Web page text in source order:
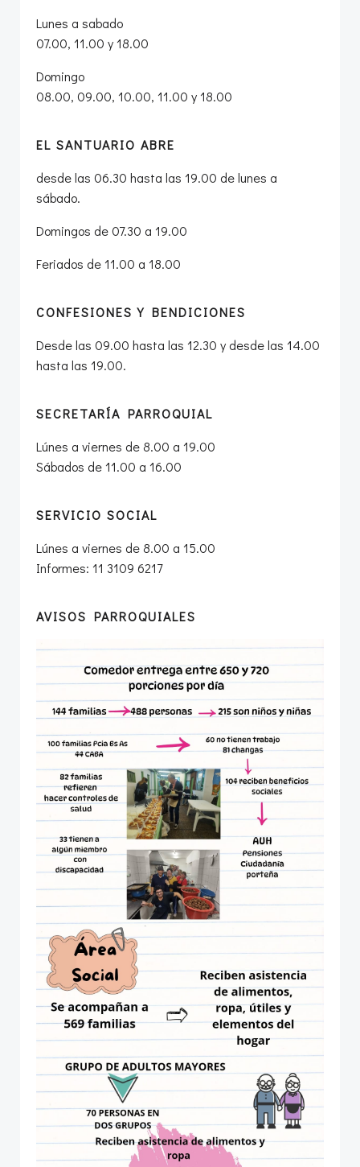
Lunes a sabado
07.00, 11.00 y 18.00
Domingo
08.00, 09.00, 10.00, 11.00 y 18.00
EL SANTUARIO ABRE
desde las 06.30 hasta las 19.00 de lunes a
sábado.
Domingos de 07.30 a 19.00
Feriados de 11.00 a 18.00
CONFESIONES Y BENDICIONES
Desde las 09.00 hasta las 12.30 y desde las 14.00
hasta las 19.00.
SECRETARÍA PARROQUIAL
Lúnes a viernes de 8.00 a 19.00
Sábados de 11.00 a 16.00
SERVICIO SOCIAL
Lúnes a viernes de 8.00 a 15.00
Informes: 11 3109 6217
AVISOS PARROQUIALES